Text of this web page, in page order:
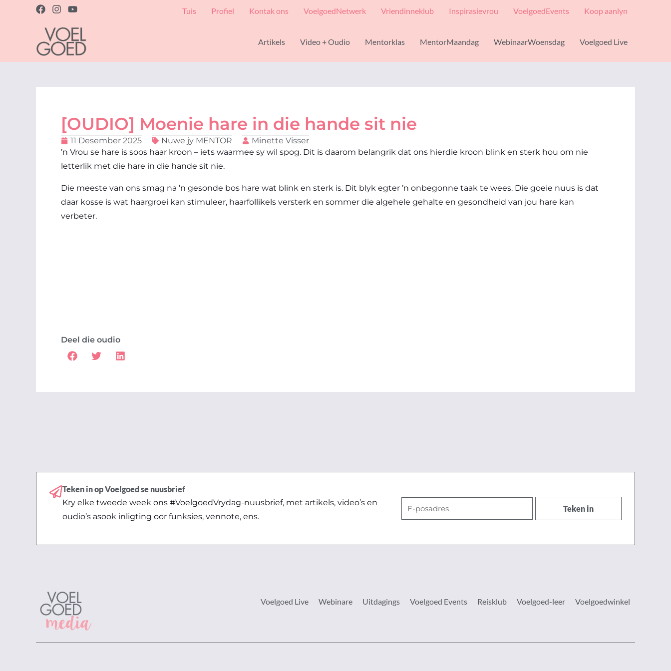
F
a
b
o
o
I
s
t
a
g
r
m
Y
u
t
u
b
e
Tuis Profiel Kontak ons VoelgoedNetwerk Vriendinneklub Inspirasievrou VoelgoedEvents Koop aanlyn
Artikels Video + Oudio Mentorklas MentorMaandag WebinaarWoensdag Voelgoed Live
[OUDIO] Moenie hare in die hande sit nie
11 Desember 2025 Nuwe jy MENTOR
Minette Visser
’n Vrou se hare is soos haar kroon – iets waarmee sy wil spog. Dit is daarom belangrik dat ons hierdie kroon blink en sterk hou om nie
letterlik met die hare in die hande sit nie.
Die meeste van ons smag na ’n gesonde bos hare wat blink en sterk is. Dit blyk egter ’n onbegonne taak te wees. Die goeie nuus is dat
daar kosse is wat haargroei kan stimuleer, haarfollikels versterk en sommer die algehele gehalte en gesondheid van jou hare kan
verbeter.
Deel die oudio
Teken in op Voelgoed se nuusbrief
Kry elke tweede week ons #VoelgoedVrydag-nuusbrief, met artikels, video’s en
oudio’s asook inligting oor funksies, vennote, ens.
posadres
Teken in
Voelgoed Live Webinare Uitdagings Voelgoed Events Reisklub Voelgoed-leer Voelgoedwinkel